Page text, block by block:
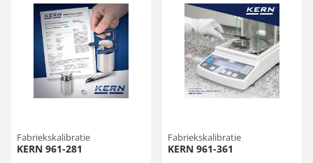
Fabriekskalibratie
KERN 961-281
Fabriekskalibratie
KERN 961-361